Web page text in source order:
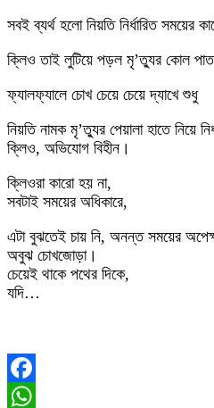
সবই ব্যর্থ হলো নিয়তি নির্ধারিত সময়ের
ক্লিও তাই লুটিয়ে পড়ল মৃ’ত্যুর কোল পাতা
ফ্যালফ্যালে চোখ চেয়ে চেয়ে দ্যাখে শুধু
নিয়তি নামক মৃ’ত্যুর পেয়ালা হাতে নিয়ে
ক্লিও, অভিযোগ বিহীন।
ক্লিওরা কারো হয় না,
সবটাই সময়ের অধিকারে,
এটা বুঝতেই চায় নি, অনন্ত সময়ের
অবুঝ চোখজোড়া।
চেয়েই থাকে পথের দিকে,
যদি…
Facebook